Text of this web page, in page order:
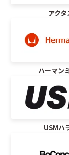
アクタ
ハーマン
USMハ